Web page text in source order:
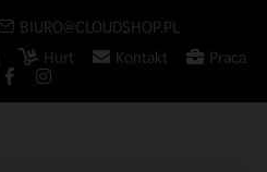
BIURO@CLOUDSHOP.PL
Hurt Kontakt Praca